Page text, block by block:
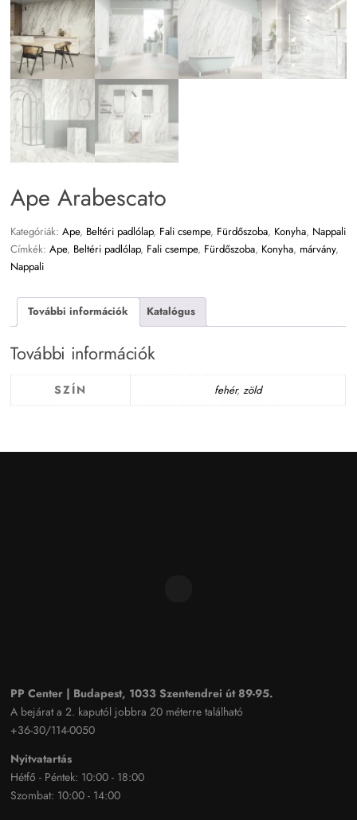
Ape Arabescato
Kategóriák:Ape, Beltéri padlólap, Fali csempe, Fürdőszoba, Konyha, Nappali
Címkék:Ape, Beltéri padlólap, Fali csempe, Fürdőszoba, Konyha, márvány,
Nappali
További információk Katalógus
További információk
SZÍN fehér,zöld
PP Center | Budapest, 1033 Szentendrei út 89-95.
A bejárat a 2. kaputól jobbra 20 méterre található
+36-30/114-0050
Nyitvatartás
Hétfő - Péntek: 10:00 - 18:00
Szombat: 10:00 - 14:00